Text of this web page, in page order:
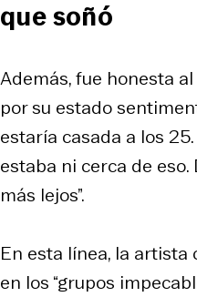
que soñó
Además, fue honesta
por su estado
estaría casada a los
estaba ni cerca de
más lejos”.
En esta línea, la artista
en los “grupos